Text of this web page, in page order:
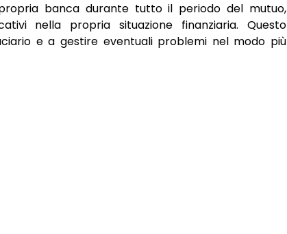
banca durante tutto il periodo del mutuo,
nella propria situazione finanziaria. Questo
e a gestire eventuali problemi nel modo più